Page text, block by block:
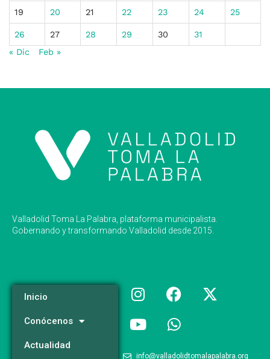
19 20 21 22 23 24 25
26 27 28 29 30
31
« Dic
Feb »
Valladolid Toma La Palabra, plataforma municipalista.
Gobernando y transformando Valladolid desde 2015.
Inicio
Conócenos
Actualidad
info@valladolidtomalapalabra.org